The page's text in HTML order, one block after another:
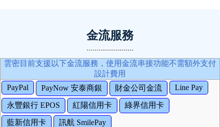
金流服務
雲密目前支援以下金流服務，使用金流串接功能不需額外支付
設計費用
PayPal
PayNow 安泰商銀 財金公司金流 Line Pay
永豐銀行 EPOS 紅陽信用卡 綠界信用卡
藍新信用卡 訊航 SmilePay